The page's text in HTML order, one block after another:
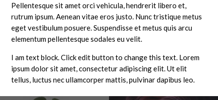
Pellentesque sit amet orci vehicula, hendrerit libero et,
rutrum ipsum. Aenean vitae eros justo. Nunc tristique metus
eget vestibulum posuere. Suspendisse et metus quis arcu
elementum pellentesque sodales eu velit.
I am text block. Click edit button to change this text. Lorem
ipsum dolor sit amet, consectetur adipiscing elit. Ut elit
tellus, luctus nec ullamcorper mattis, pulvinar dapibus leo.